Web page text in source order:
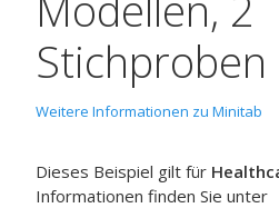
Stichproben
Weitere Informationen zu Minitab
Dieses Beispiel gilt für
Informationen finden Sie unter